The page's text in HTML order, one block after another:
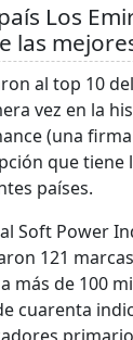
Los
las
al top 10
vez en la
(una
que tiene
países.
Soft Power
121
más de 100
cuarenta